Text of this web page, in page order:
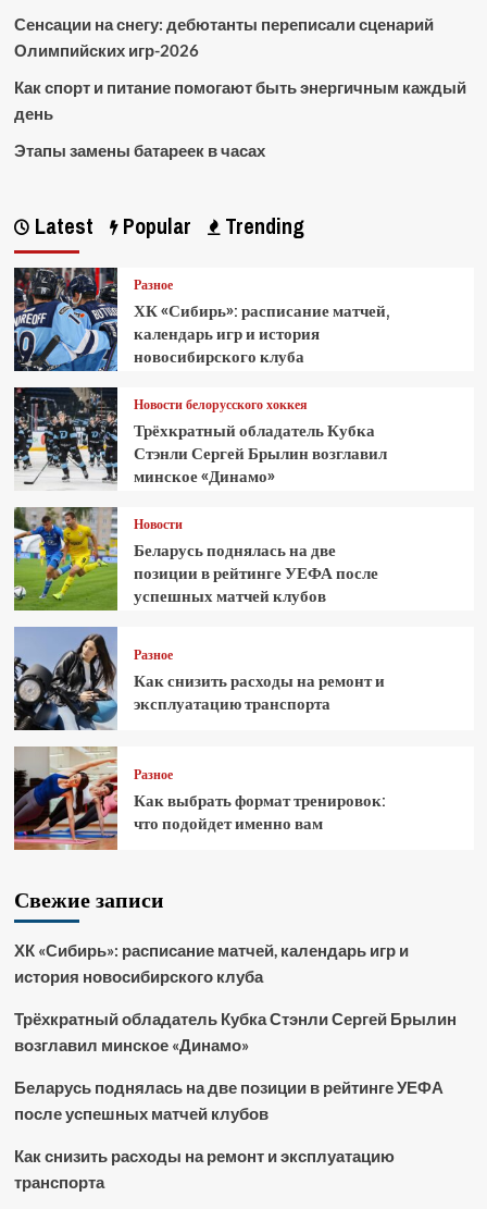
Сенсации на снегу: дебютанты переписали сценарий
Олимпийских игр-2026
Как спорт и питание помогают быть энергичным каждый
день
Этапы замены батареек в часах
Latest Popular Trending
Разное
ХК «Сибирь»: расписание матчей,
календарь игр и история
новосибирского клуба
Новости белорусского хоккея
Трёхкратный обладатель Кубка
Стэнли Сергей Брылин возглавил
минское «Динамо»
Новости
Беларусь поднялась на две
позиции в рейтинге УЕФА после
успешных матчей клубов
Разное
Как снизить расходы на ремонт и
эксплуатацию транспорта
Разное
Как выбрать формат тренировок:
что подойдет именно вам
Свежие записи
ХК «Сибирь»: расписание матчей, календарь игр и
история новосибирского клуба
Трёхкратный обладатель Кубка Стэнли Сергей Брылин
возглавил минское «Динамо»
Беларусь поднялась на две позиции в рейтинге УЕФА
после успешных матчей клубов
Как снизить расходы на ремонт и эксплуатацию
транспорта